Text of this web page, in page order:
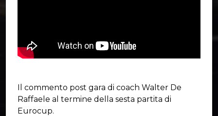
Il commento post gara di coach Walter De
Raffaele al termine della sesta partita di
Eurocup.